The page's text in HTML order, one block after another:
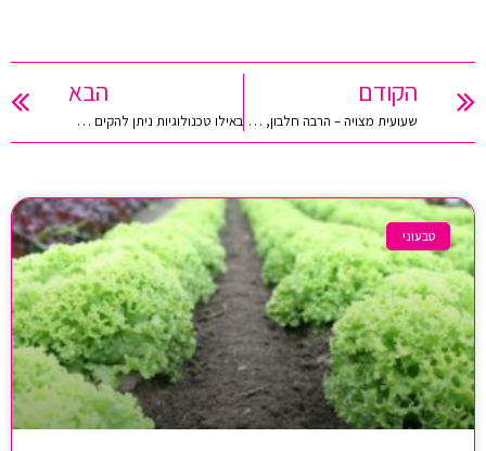
הקודם
שעועית מצויה – הרבה חלבון, הרבה בריאות
הבא
באילו טכנולוגיות ניתן להקים חנות וירטואלית
טבעוני